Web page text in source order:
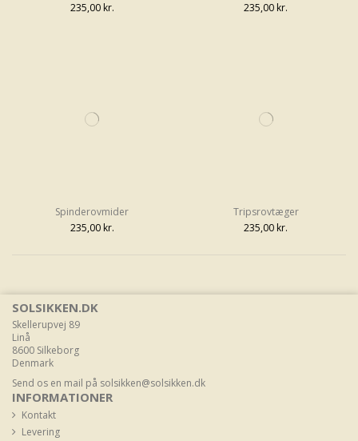
235,00 kr.
235,00 kr.
Spinderovmider
235,00 kr.
Tripsrovtæger
235,00 kr.
SOLSIKKEN.DK
Skellerupvej 89
Linå
8600 Silkeborg
Denmark
Send os en mail på solsikken@solsikken.dk
INFORMATIONER
Kontakt
Levering